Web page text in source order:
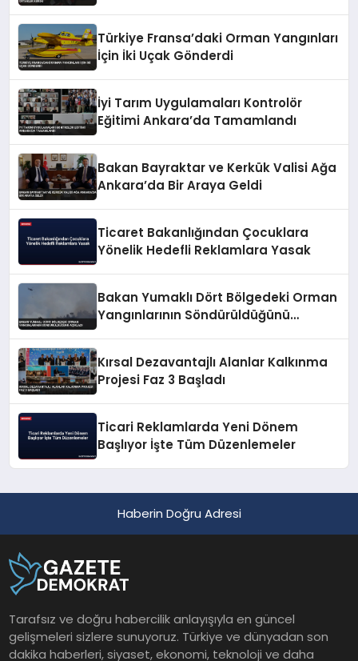
Türkiye Fransa’daki Orman Yangınları
İçin İki Uçak Gönderdi
İyi Tarım Uygulamaları Kontrolör
Eğitimi Ankara’da Tamamlandı
Bakan Bayraktar ve Kerkük Valisi Ağa
Ankara’da Bir Araya Geldi
Ticaret Bakanlığından Çocuklara
Yönelik Hedefli Reklamlara Yasak
Bakan Yumaklı Dört Bölgedeki Orman
Yangınlarının Söndürüldüğünü
Kırsal Dezavantajlı Alanlar Kalkınma
Projesi Faz 3 Başladı
Ticari Reklamlarda Yeni Dönem
Başlıyor İşte Tüm Düzenlemeler
Haberin Doğru Adresi
Tarafsız ve doğru habercilik anlayışıyla en güncel
gelişmeleri sizlere sunuyoruz. Türkiye ve dünyadan son
dakika haberleri, siyaset, ekonomi, teknoloji ve daha